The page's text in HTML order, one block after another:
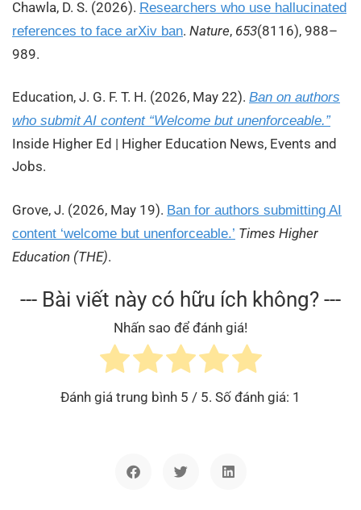
Chawla, D. S. (2026). Researchers who use hallucinated
references to face arXiv ban. Nature, 653(8116), 988–
989.
Education, J. G. F. T. H. (2026, May 22). Ban on authors
who submit AI content “Welcome but unenforceable.”
Inside Higher Ed | Higher Education News, Events and
Jobs.
Grove, J. (2026, May 19). Ban for authors submitting AI
content ‘welcome but unenforceable.’ Times Higher
Education (THE).
--- Bài viết này có hữu ích không? ---
Nhấn sao để đánh giá!
Đánh giá trung bình 5 / 5. Số đánh giá: 1